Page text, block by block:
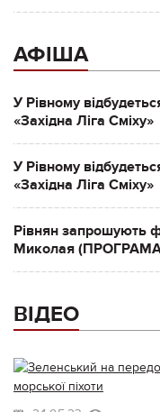
АФІША
У Рівному
«Західна Ліга Сміху»
У Рівному
«Західна Ліга Сміху»
Рівнян запрошують
Миколая
ВІДЕО